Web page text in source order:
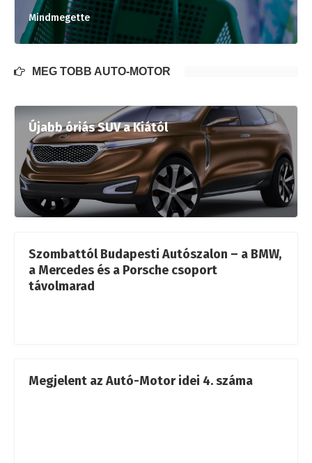
Mindmegette
MÉG TÖBB AUTÓ-MOTOR
Újabb óriás SUV a Kiától
Szombattól Budapesti Autószalon – a BMW,
a Mercedes és a Porsche csoport
távolmarad
Megjelent az Autó-Motor idei 4. száma